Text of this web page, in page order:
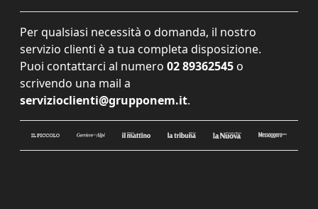
Per qualsiasi necessità o domanda, il nostro
servizio clienti è a tua completa disposizione.
Puoi contattarci al numero 02 89362545 o
scrivendo una mail a
servizioclienti@grupponem.it.